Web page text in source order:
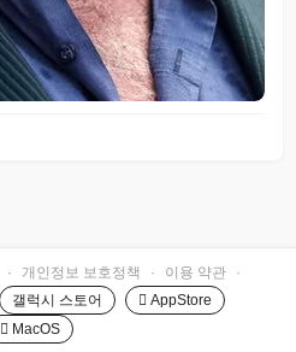
· 개인정보 보호정책 · 이용 약관
·
갤럭시 스토어
 AppStore
 MacOS